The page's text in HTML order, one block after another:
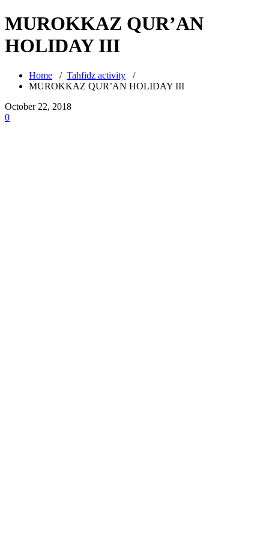
MUROKKAZ QUR’AN
HOLIDAY III
Home / Tahfidz activity /
MUROKKAZ QUR’AN HOLIDAY III
October 22, 2018
0